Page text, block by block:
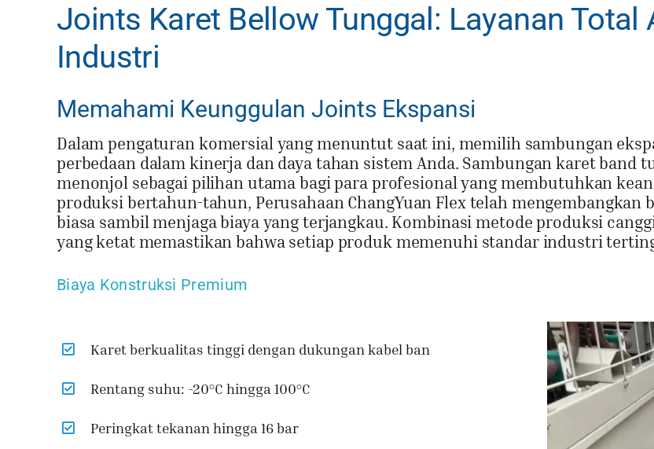
Joints Karet Bellow Tunggal: Layanan Total
Industri
Memahami Keunggulan Joints Ekspansi
Dalam pengaturan komersial yang menuntut saat ini, memilih sambungan
perbedaan dalam kinerja dan daya tahan sistem Anda. Sambungan karet band
menonjol sebagai pilihan utama bagi para profesional yang membutuhkan
produksi bertahun-tahun, Perusahaan ChangYuan Flex telah
biasa sambil menjaga biaya yang terjangkau. Kombinasi metode produksi
yang ketat memastikan bahwa setiap produk memenuhi standar industri
Biaya Konstruksi Premium
Karet berkualitas tinggi dengan dukungan kabel ban
Rentang suhu: -20°C hingga 100°C
Peringkat tekanan hingga 16 bar